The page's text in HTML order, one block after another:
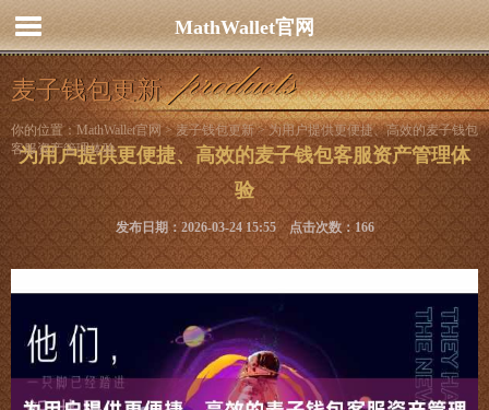
MathWallet官网
麦子钱包更新
你的位置：MathWallet官网>麦子钱包更新> 为用户提供更便捷、高效的麦子钱包
客服资产管理体验
为用户提供更便捷、高效的麦子钱包客服资产管理体
验
发布日期：2026-03-24 15:55 点击次数：166